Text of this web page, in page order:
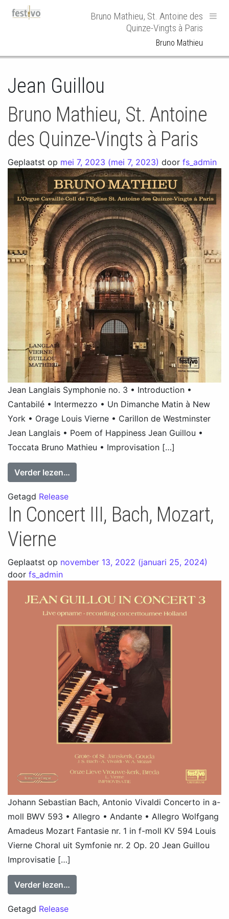
HoofdnavigatieBruno Mathieu, St. Antoine des
Quinze-Vingts à Paris
Bruno Mathieu
Jean Guillou
Bruno Mathieu, St. Antoine
des Quinze-Vingts à Paris
Geplaatst op mei 7, 2023 (mei 7, 2023) door fs_admin
Jean Langlais Symphonie no. 3 • Introduction •
Cantabilé • Intermezzo • Un Dimanche Matin à New
York • Orage Louis Vierne • Carillon de Westminster
Jean Langlais • Poem of Happiness Jean Guillou •
Toccata Bruno Mathieu • Improvisation […]
Verder lezen…
Getagd Release
In Concert III, Bach, Mozart,
Vierne
Geplaatst op november 13, 2022 (januari 25, 2024)
door fs_admin
Johann Sebastian Bach, Antonio Vivaldi Concerto in a-
moll BWV 593 • Allegro • Andante • Allegro Wolfgang
Amadeus Mozart Fantasie nr. 1 in f-moll KV 594 Louis
Vierne Choral uit Symfonie nr. 2 Op. 20 Jean Guillou
Improvisatie […]
Verder lezen…
Getagd Release